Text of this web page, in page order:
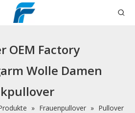
OEM Factory
Wolle Damen
» Frauenpullover » Pullover